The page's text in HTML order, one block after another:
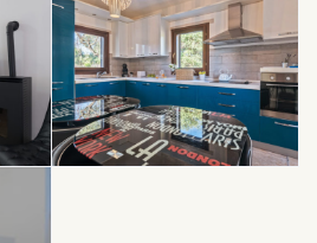
compose de deux chambres,
une cuisine et une salle a
été construite en sous-sol, afin
de fraîcheur.
équipée, avec wifi haut débit
dans notre offre dans les